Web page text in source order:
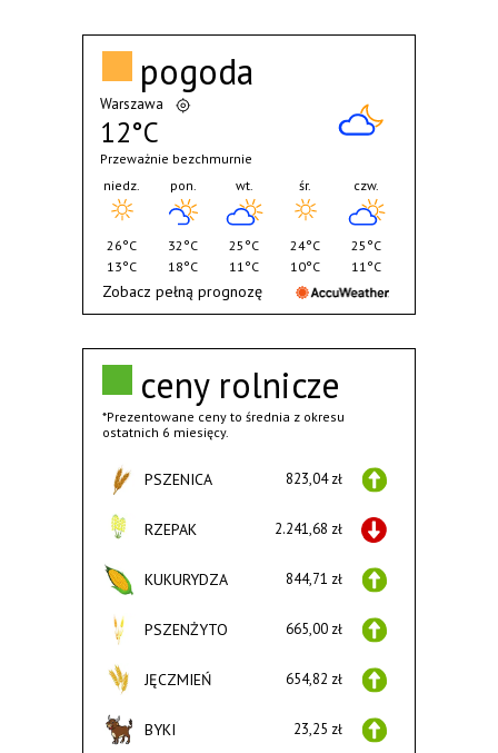
ceny rolnicze
*Prezentowane ceny to średnia z okresu
ostatnich 6 miesięcy.
PSZENICA 823,04 zł
RZEPAK 2.241,68 zł
KUKURYDZA 844,71 zł
PSZENŻYTO 665,00 zł
JĘCZMIEŃ 654,82 zł
BYKI 23,25 zł
pogoda
Warszawa
12°C
Przeważnie bezchmurnie
niedz.
26°C
13°C
pon.
32°C
18°C
wt.
25°C
11°C
śr.
24°C
10°C
czw.
25°C
11°C
Zobacz pełną prognozę